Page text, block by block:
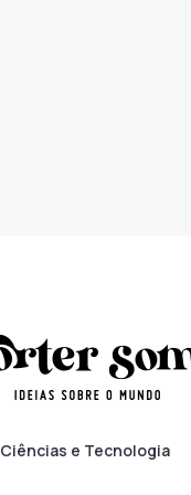
Ciências e Tecnologia